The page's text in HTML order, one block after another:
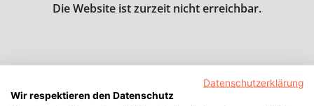
Die Website ist zurzeit nicht erreichbar.
Datenschutzerklärung
Wir respektieren den Datenschutz